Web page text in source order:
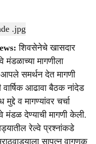
शिवसेनेचे खासदार
मागणीला
आपले समर्थन देत मागणी
वार्षिक आढावा बैठक नांदेड
व मागण्यांवर चर्चा
मंडळ देण्याची मागणी केली.
रेल्वे प्रश्नांकडे
सापत्न वागणूक